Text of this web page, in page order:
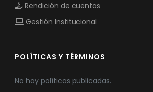
Rendición de cuentas
Gestión Institucional
POLÍTICAS Y TÉRMINOS
No hay políticas publicadas.